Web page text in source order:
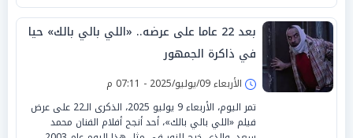
بعد 22 عاما على عرضه.. «اللي بالي بالك» حيا
في ذاكرة الجمهور
الأربعاء 09/يوليو/2025 - 07:11 م
تمر اليوم، الأربعاء 9 يوليو 2025، الذكرى الـ22 على عرض
فيلم «اللي بالي بالك»، أحد أنجح أفلام الفنان محمد